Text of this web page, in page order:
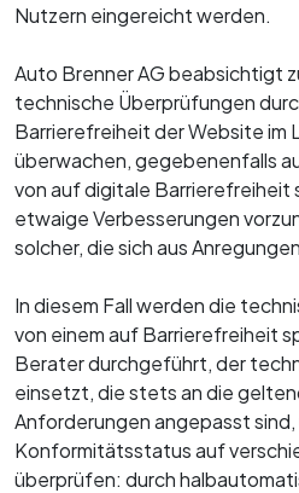
Nutzern eingereicht werden.
Auto Brenner AG beabsichtigt
technische Überprüfungen
Barrierefreiheit der Website im
überwachen, gegebenenfalls
von auf digitale Barrierefreiheit
etwaige Verbesserungen
solcher, die sich aus
In diesem Fall werden die
von einem auf Barrierefreiheit
Berater durchgeführt, der
einsetzt, die stets an die
Anforderungen angepasst sind,
Konformitätsstatus auf
überprüfen: durch